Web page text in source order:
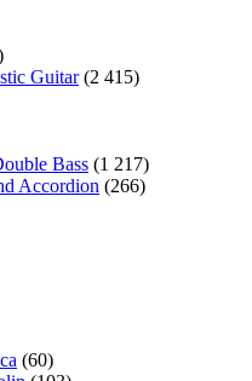
Guitar(2 415)
Bass (1 217)
Accordion (266)
(60)